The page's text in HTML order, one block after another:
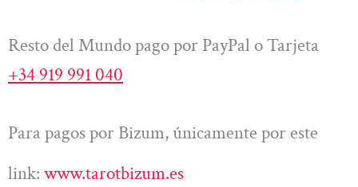
Resto del Mundo pago por PayPal o Tarjeta
+34 919 991 040
Para pagos por Bizum, únicamente por este
link: www.tarotbizum.es